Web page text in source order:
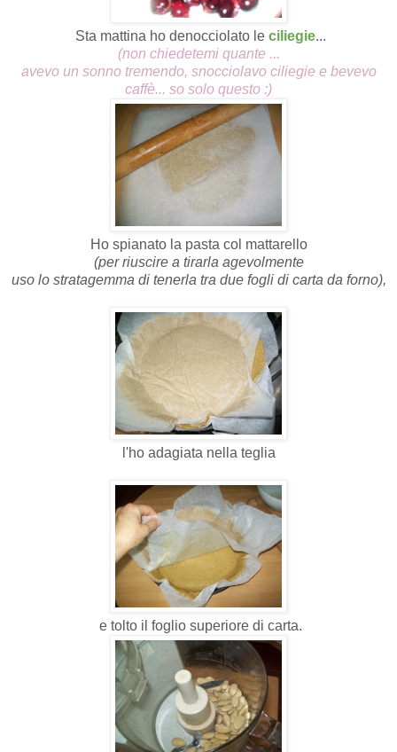
Sta mattina ho denocciolato le ciliegie...
(non chiedetemi quante ...
avevo un sonno tremendo, snocciolavo ciliegie e bevevo
caffè... so solo questo :)
Ho spianato la pasta col mattarello
(per riuscire a tirarla agevolmente
uso lo stratagemma di tenerla tra due fogli di carta da forno),
l'ho adagiata nella teglia
e tolto il foglio superiore di carta.